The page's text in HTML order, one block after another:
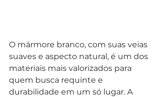
O mármore branco, com suas veias
suaves e aspecto natural, é um dos
materiais mais valorizados para
quem busca requinte e
durabilidade em um só lugar. A